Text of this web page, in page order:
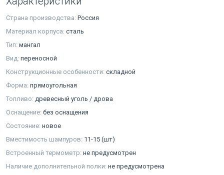
Страна производства: Россия
Материал корпуса: сталь
Тип: мангал
Вид: переносной
Конструкционные особенности: складной
Форма: прямоугольная
Топливо: древесный уголь / дрова
Оснащение: без оснащения
Состояние: новое
Вместимость шампуров: 11-15 (шт)
Встроенный термометр: не предусмотрен
Наличие дополнительной полки: не предусмотрена